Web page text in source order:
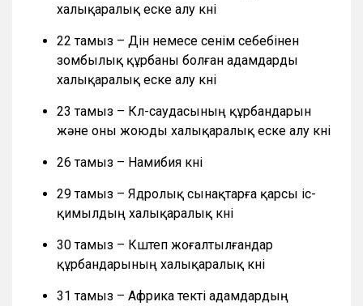
халықаралық еске алу күні
22 тамыз – Дін немесе сенім себебінен
зомбылық құрбаны болған адамдарды
халықаралық еске алу күні
23 тамыз – Күл-саудасының құрбандарын
және оны жоюды халықаралық еске алу күні
26 тамыз – Намибия күні
29 тамыз – Ядролық сынақтарға қарсы іс-
қимылдың халықаралық күні
30 тамыз – Күштеп жоғалтылғандар
құрбандарының халықаралық күні
31 тамыз – Африка текті адамдардың